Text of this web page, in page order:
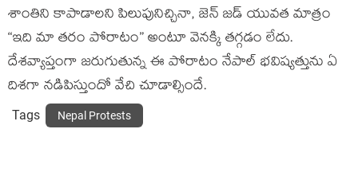
శాంతిని కాపాడాలని పిలుపునిచ్చినా, జెన్‌ జడ్‌ యువత మాత్రం
“ఇది మా తరం పోరాటం” అంటూ వెనక్కి తగ్గడం లేదు.
దేశవ్యాప్తంగా జరుగుతున్న ఈ పోరాటం నేపాల్‌ భవిష్యత్తును ఏ
దిశగా నడిపిస్తుందో వేచి చూడాల్సిందే.
Tags Nepal Protests